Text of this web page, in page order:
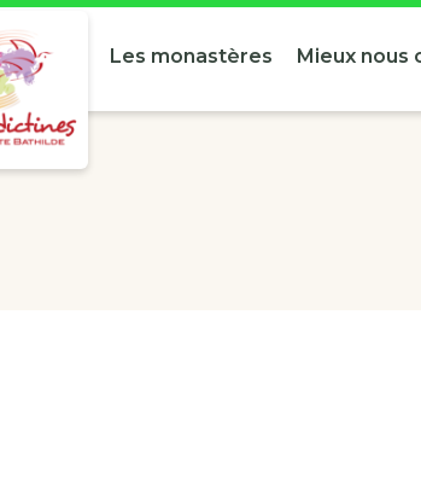
Les monastères Mieux nous